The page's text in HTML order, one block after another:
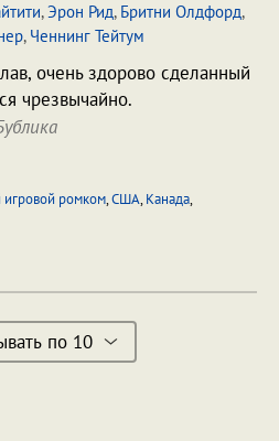
,Эрон Рид, Бритни Олдфорд,
, Ченнинг Тейтум
очень здорово сделанный
чрезвычайно.
игровой ромком,США,Канада,
по 10